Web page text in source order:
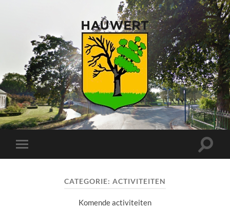
Toggle
mobiel
Toggle
CATEGORIE: ACTIVITEITEN
Komende activiteiten